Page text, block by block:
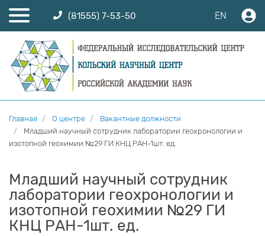
(81555) 7-53-50 EN
Главная О центре
Вакантные должности
Младший научный сотрудник лаборатории геохронологии и
изотопной геохимии №29 ГИ КНЦ РАН-1шт. ед.
Младший научный сотрудник
лаборатории геохронологии и
изотопной геохимии №29 ГИ
КНЦ РАН-1шт. ед.